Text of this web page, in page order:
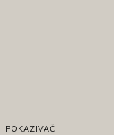
POKAZIVAČ!